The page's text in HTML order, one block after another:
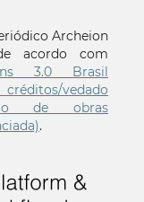
Archeion
acordo com
3.0 Brasil
vedado
de obras
.